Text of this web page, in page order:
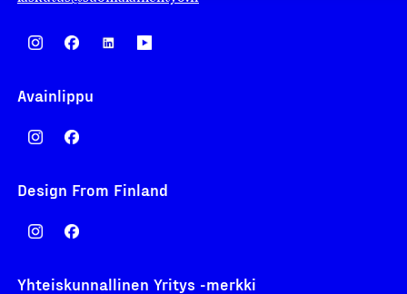
Avainlippu
Design From Finland
Yhteiskunnallinen Yritys -merkki